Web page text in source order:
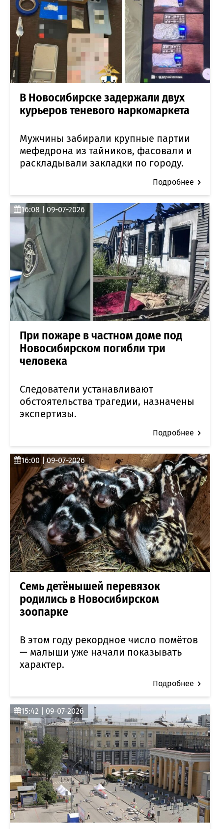
В Новосибирске задержали двух
курьеров теневого наркомаркета
Мужчины забирали крупные партии
мефедрона из тайников, фасовали и
раскладывали закладки по городу.
Подробнее
16:08 | 09-07-2026
При пожаре в частном доме под
Новосибирском погибли три
человека
Следователи устанавливают
обстоятельства трагедии, назначены
экспертизы.
Подробнее
16:00 | 09-07-2026
Семь детёнышей перевязок
родились в Новосибирском
зоопарке
В этом году рекордное число помётов
— малыши уже начали показывать
характер.
Подробнее
15:42 | 09-07-2026